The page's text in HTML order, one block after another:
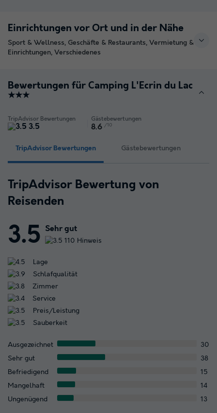
Einrichtungen vor Ort und in der Nähe
Sport & Wellness, Geschäfte & Restaurants, Vermietung &
Einrichtungen, Verschiedenes
Bewertungen für Camping L'Ecrin du Lac
★★★
TripAdvisor Bewertungen
3.5
Gästebewertungen
8.6 /10
TripAdvisor Bewertungen Gästebewertungen
TripAdvisor Bewertung von
Reisenden
3.5 Sehr gut
110 Hinweis
Lage
Schlafqualität
Zimmer
Service
Preis/Leistung
Sauberkeit
Ausgezeichnet
30
Sehr gut
38
Befriedigend
15
Mangelhaft
14
Ungenügend
13